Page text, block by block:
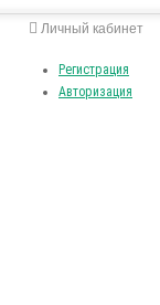
Личный кабинет
Регистрация
Авторизация